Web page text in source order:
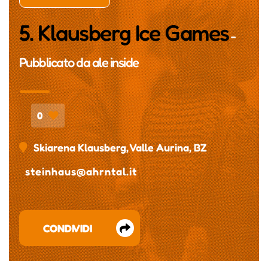
5. Klausberg Ice Games-
Pubblicato daale inside
0
Skiarena Klausberg, Valle Aurina, BZ
steinhaus@ahrntal.it
CONDIVIDI